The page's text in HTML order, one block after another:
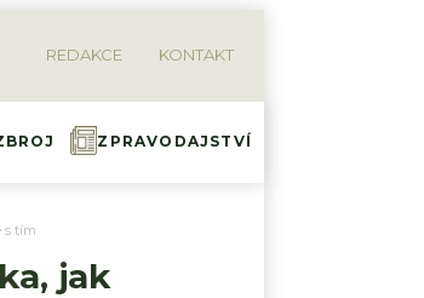
REDAKCE KONTAKT
ZPRAVODAJSTVÍ
s tím
jak